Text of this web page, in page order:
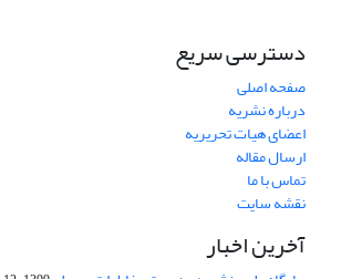
دسترسی سریع
صفحه اصلی
درباره نشریه
اعضای هیات تحریریه
ارسال مقاله
تماس با ما
نقشه سایت
آخرین اخبار